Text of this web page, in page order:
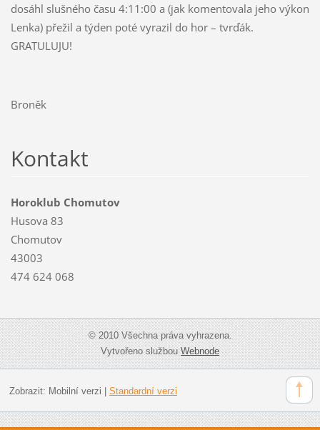
dosáhl slušného času 4:11:00 a (jak komentovala jeho výkon
Lenka) přežil a týden poté vyrazil do hor – tvrďák.
GRATULUJU!
Broněk
Kontakt
Horoklub Chomutov
Husova 83
Chomutov
43003
474 624 068
© 2010 Všechna práva vyhrazena.
Vytvořeno službouWebnode
Zobrazit: Mobilní verzi Standardní verzi